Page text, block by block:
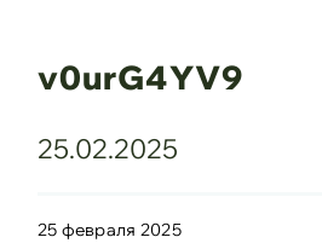
v0urG4YV9
25.02.2025
25 февраля 2025